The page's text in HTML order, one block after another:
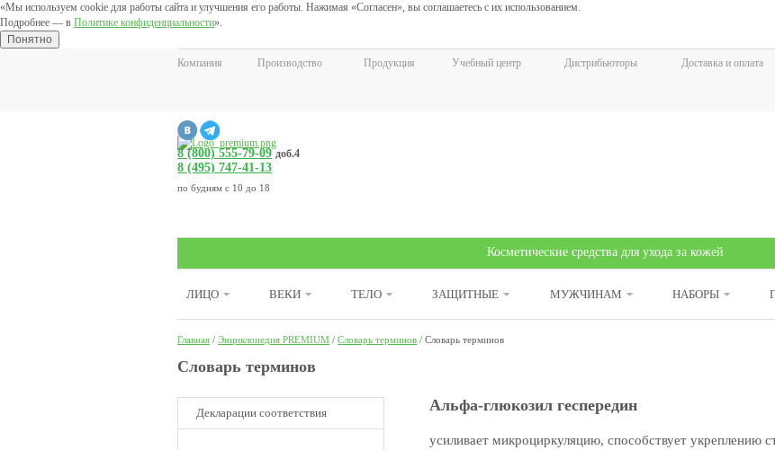
«Мы используем cookie для работы сайта и улучшения его работы. Нажимая «Согласен», вы соглашаетесь с их использованием.
Подробнее — в Политике конфиденциальности».
Понятно
Компания
Производство Продукция Учебный центр Дистрибьюторы Доставка и оплата
8 (800) 555-79-09 доб.4
8 (495) 747-41-13
по будням с 10 до 18
Косметические средства для ухода за кожей
ЛИЦО ВЕКИ ТЕЛО ЗАЩИТНЫЕ МУЖЧИНАМ НАБОРЫ
Главная / Энциклопедия PREMIUM / Словарь терминов / Словарь терминов
Cловарь терминов
Декларации соответствия Альфа-глюкозил геспередин
усиливает микроциркуляцию, способствует укреплению